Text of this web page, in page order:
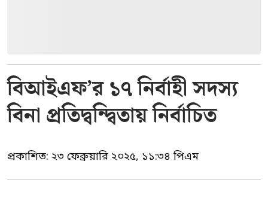
বিআইএফ’র ১৭ নির্বাহী সদস্য
বিনা প্রতিদ্বন্দ্বিতায় নির্বাচিত
প্রকাশিত: ২৩ ফেব্রুয়ারি ২০২৫, ১১:৩৪ পিএম